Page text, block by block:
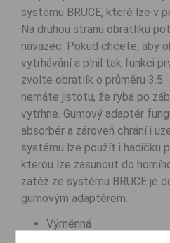
systému BRUCE, které lze v
Na druhou stranu obratlíku
návazec. Pokud chcete, aby
vytrhávání a plnil tak funkci
zvolte obratlík o průměru 3.5
nemáte jistotu, že ryba po
vytrhne. Gumový adaptér
absorbér a zároveň chrání i
systému lze použít i hadičku
kterou lze zasunout do
zátěž ze systému BRUCE je
gumovým adaptérem.
Výměnná